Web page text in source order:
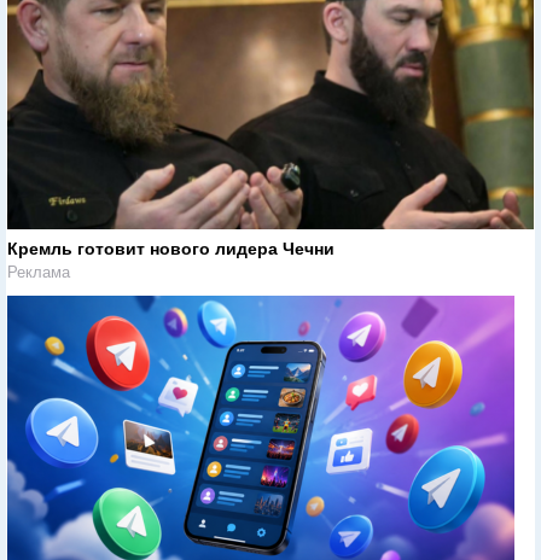
Кремль готовит нового лидера Чечни
Реклама